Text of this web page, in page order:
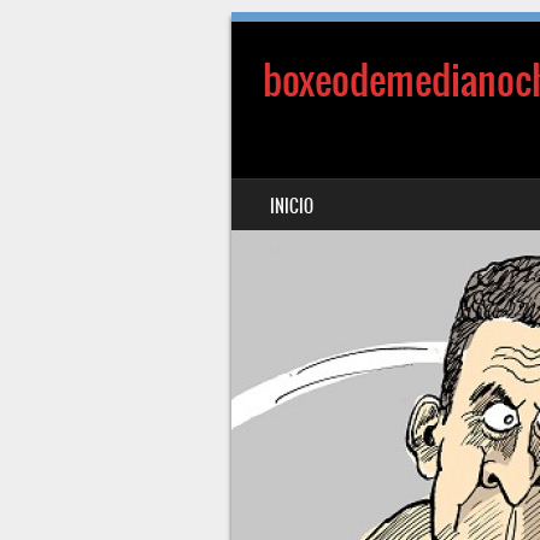
MENÚ
SALTAR AL CONTENIDO
INICIO